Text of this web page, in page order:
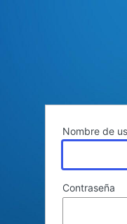
Nombre de
Contraseña